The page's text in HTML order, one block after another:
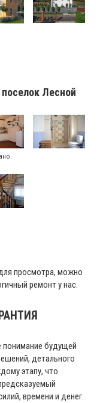
Лесной
просмотра, можно
ремонт у нас.
понимание будущей
детального
этапу, что
времени и денег.